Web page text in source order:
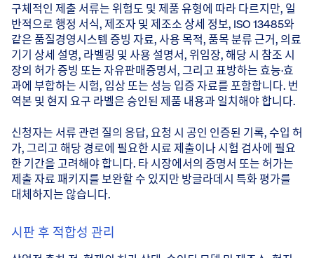
구체적인 제출 서류는 위험도 및 제품 유형에 따라 다르지만, 일
반적으로 행정 서식, 제조자 및 제조소 상세 정보, ISO 13485와
같은 품질경영시스템 증빙 자료, 사용 목적, 품목 분류 근거, 의료
기기 상세 설명, 라벨링 및 사용 설명서, 위임장, 해당 시 참조 시
장의 허가 증빙 또는 자유판매증명서, 그리고 표방하는 효능·효
과에 부합하는 시험, 임상 또는 성능 입증 자료를 포함합니다. 번
역본 및 현지 요구 라벨은 승인된 제품 내용과 일치해야 합니다.
신청자는 서류 관련 질의 응답, 요청 시 공인 인증된 기록, 수입 허
가, 그리고 해당 경로에 필요한 시료 제출이나 시험 검사에 필요
한 기간을 고려해야 합니다. 타 시장에서의 증명서 또는 허가는
제출 자료 패키지를 보완할 수 있지만 방글라데시 특화 평가를
대체하지는 않습니다.
시판 후 적합성 관리